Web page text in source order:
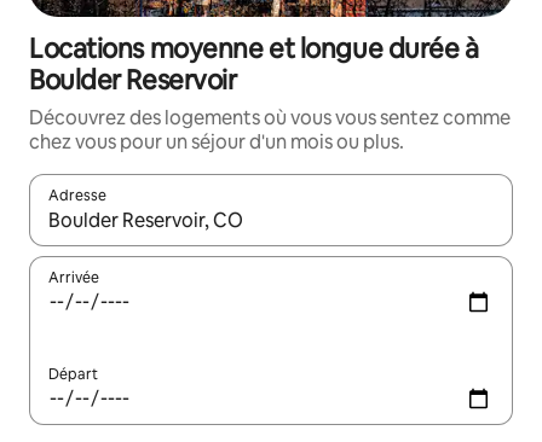
Locations moyenne et longue durée à
Boulder Reservoir
Découvrez des logements où vous vous sentez comme
chez vous pour un séjour d'un mois ou plus.
Adresse
Lorsque les résultats s'affichent, utilisez les flèches vers le
Arrivée
Départ